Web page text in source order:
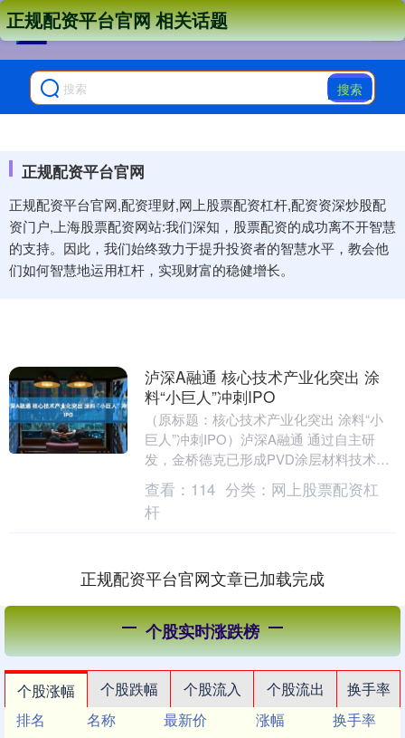
搜索
正规配资平台官网
正规配资平台官网,配资理财,网上股票配资杠杆,配资资深炒股配
资门户,上海股票配资网站:我们深知，股票配资的成功离不开智慧
的支持。因此，我们始终致力于提升投资者的智慧水平，教会他
们如何智慧地运用杠杆，实现财富的稳健增长。
正规配资平台官网 相关话题
泸深A融通 核心技术产业化突出 涂
料“小巨人”冲刺IPO
（原标题：核心技术产业化突出 涂料“小
巨人”冲刺IPO）泸深A融通 通过自主研
发，金桥德克已形成PVD涂层材料技术、
汽车内外饰涂层材料技术、UV/LED系列
印刷....
查看： 114 分类： 网上股票配资杠
杆
正规配资平台官网文章已加载完成
个股实时涨跌榜
个股涨幅 个股跌幅 个股流入 个股流出
换手率
排名
名称 最新价 涨幅
换手率